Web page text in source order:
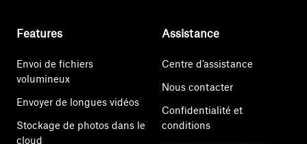
Features
Envoi de fichiers
volumineux
Envoyer de longues vidéos
Stockage de photos dans le
cloud
Assistance
Centre d’assistance
Nous contacter
Confidentialité et
conditions